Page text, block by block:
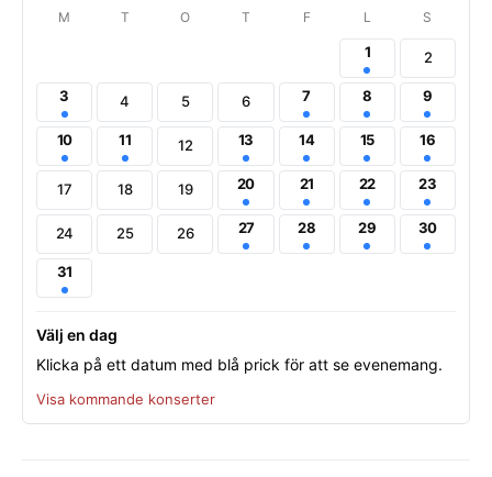
M T O T F L S
1 2
3 4 5 6 7 8 9
10 11 12 13 14 15 16
17 18 19 20 21 22 23
24 25 26 27 28 29 30
31
Välj en dag
Klicka på ett datum med blå prick för att se evenemang.
Visa kommande konserter